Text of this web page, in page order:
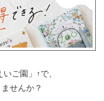
ご園」↑で、
せんか？